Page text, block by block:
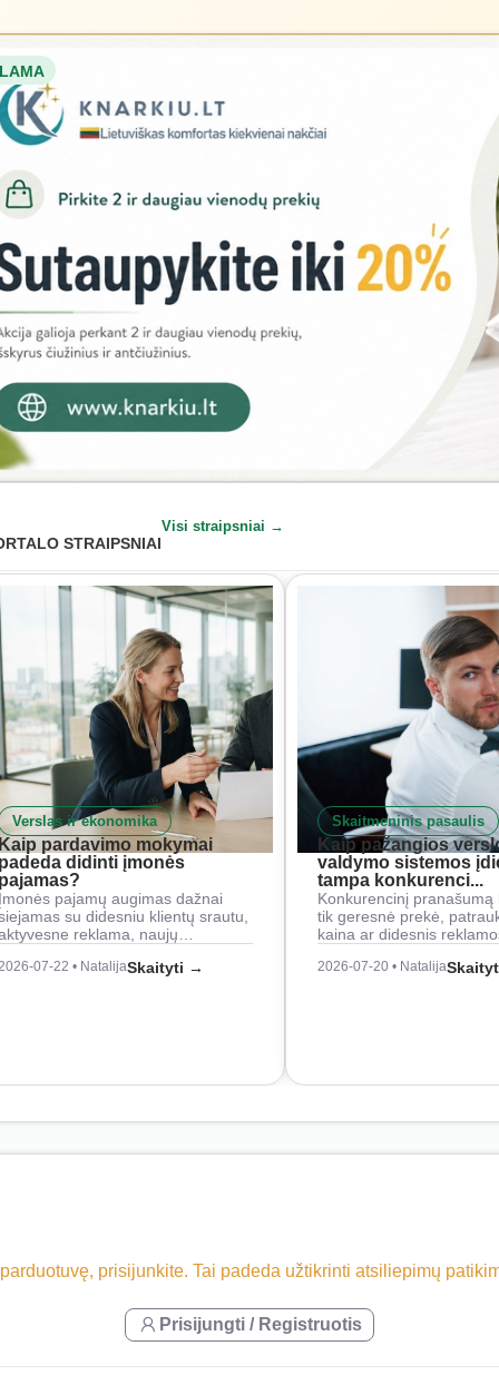
STRAIPSNIAI
Visi straipsniai →
Verslas ir ekonomika
pardavimo mokymai
didinti įmonės
pajamų augimas dažnai
su didesniu klientų srautu,
reklama, naujų…
07-22 • NatalijaSkaityti →
Skaitmeninis pasaulis
Kaip pažangios
valdymo sistemos
tampa konkurenci...
Konkurencinį pranašumą
tik geresnė prekė,
kaina ar didesnis
2026-07-20 • Natalija
prisijunkite. Tai padeda užtikrinti atsiliepimų
Prisijungti / Registruotis